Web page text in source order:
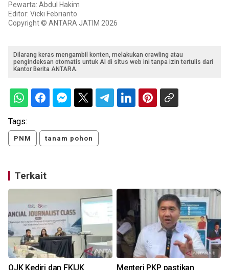
Pewarta: Abdul Hakim
Editor: Vicki Febrianto
Copyright © ANTARA JATIM 2026
Dilarang keras mengambil konten, melakukan crawling atau
pengindeksan otomatis untuk AI di situs web ini tanpa izin tertulis dari
Kantor Berita ANTARA.
Tags:
PNM tanam pohon
Terkait
OJK Kediri dan FKIJK Menteri PKP pastikan